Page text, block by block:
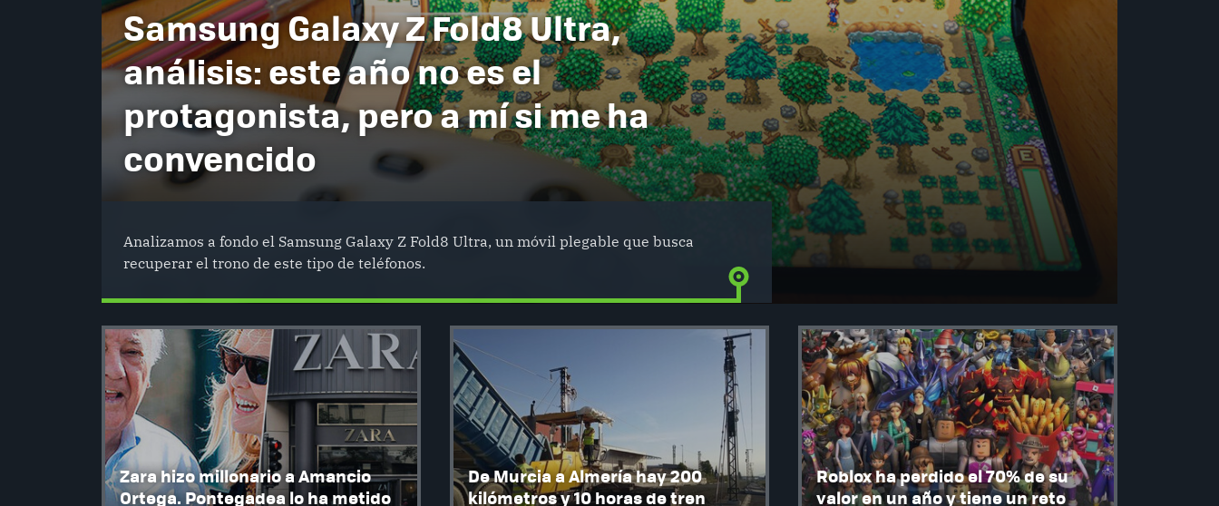
Samsung Galaxy Z Fold8 Ultra,
análisis: este año no es el
protagonista, pero a mí si me ha
convencido
Analizamos a fondo el Samsung Galaxy Z Fold8 Ultra, un móvil plegable que busca
recuperar el trono de este tipo de teléfonos.
Zara hizo millonario a Amancio
Ortega. Pontegadea lo ha metido
De Murcia a Almería hay 200
kilómetros y 10 horas de tren
Roblox ha perdido el 70% de su
valor en un año y tiene un reto